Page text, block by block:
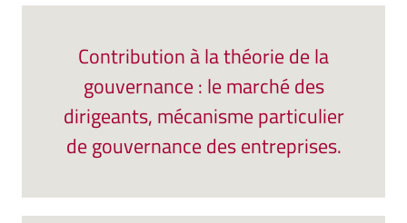
Contribution à la théorie de la
gouvernance : le marché des
dirigeants, mécanisme particulier
de gouvernance des entreprises.